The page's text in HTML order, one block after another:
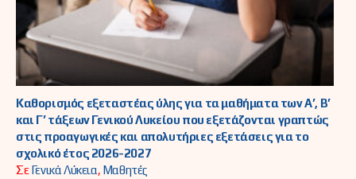
Καθορισμός εξεταστέας ύλης για τα μαθήματα των Α’, Β’
και Γ’ τάξεων Γενικού Λυκείου που εξετάζονται γραπτώς
στις προαγωγικές και απολυτήριες εξετάσεις για το
σχολικό έτος 2026-2027
ΣεΓενικά Λύκεια, Μαθητές